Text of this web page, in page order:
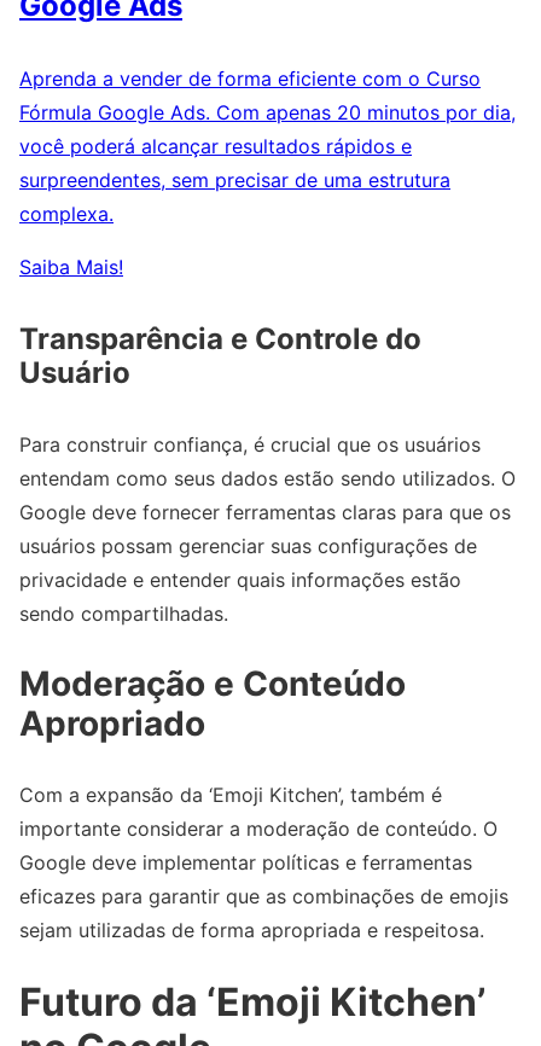
Aprenda a vender de forma eficiente com o Curso
Fórmula Google Ads. Com apenas 20 minutos por dia,
você poderá alcançar resultados rápidos e
surpreendentes, sem precisar de uma estrutura
complexa.
Saiba Mais!
Transparência e Controle do
Usuário
Para construir confiança, é crucial que os usuários
entendam como seus dados estão sendo utilizados. O
Google deve fornecer ferramentas claras para que os
usuários possam gerenciar suas configurações de
privacidade e entender quais informações estão
sendo compartilhadas.
Moderação e Conteúdo
Apropriado
Com a expansão da ‘Emoji Kitchen’, também é
importante considerar a moderação de conteúdo. O
Google deve implementar políticas e ferramentas
eficazes para garantir que as combinações de emojis
sejam utilizadas de forma apropriada e respeitosa.
Futuro da ‘Emoji Kitchen’